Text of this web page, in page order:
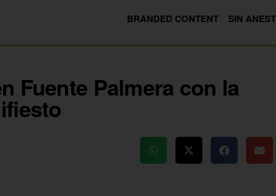
BRANDED CONTENT
SIN
Fuente Palmera con la